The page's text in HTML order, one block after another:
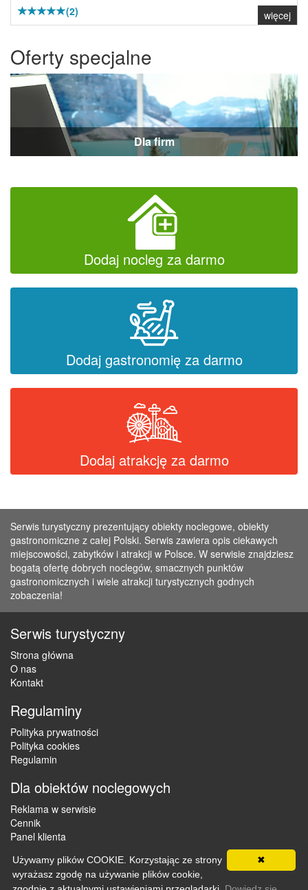
(2)
więcej
Oferty specjalne
Dla firm
Dodaj nocleg za darmo
Dodaj gastronomię za darmo
Dodaj atrakcję za darmo
Serwis turystyczny prezentujący obiekty noclegowe, obiekty
gastronomiczne z całej Polski. Serwis zawiera opis ciekawych
miejscowości, zabytków i atrakcji w Polsce. W serwisie znajdziesz
bogatą ofertę dobrych noclegów, smacznych punktów
gastronomicznych i wiele atrakcji turystycznych godnych
zobaczenia!
Serwis turystyczny
Strona główna
O nas
Kontakt
Regulaminy
Polityka prywatności
Polityka cookies
Regulamin
Dla obiektów noclegowych
Reklama w serwisie
Cennik
Panel klienta
Copyright © 2012 - 2026 ZaklepNocleg.pl. Wszystkie prawa
✖
Używamy plików COOKIE. Korzystając ze strony
wyrażasz zgodę na używanie plików cookie,